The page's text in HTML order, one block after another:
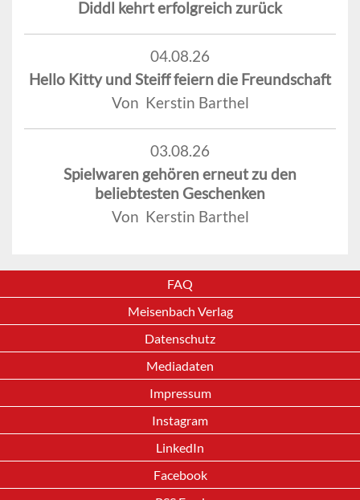
Diddl kehrt erfolgreich zurück
04.08.26
Hello Kitty und Steiff feiern die Freundschaft
Von Kerstin Barthel
03.08.26
Spielwaren gehören erneut zu den
beliebtesten Geschenken
Von Kerstin Barthel
FAQ
Meisenbach Verlag
Datenschutz
Mediadaten
Impressum
Instagram
LinkedIn
Facebook